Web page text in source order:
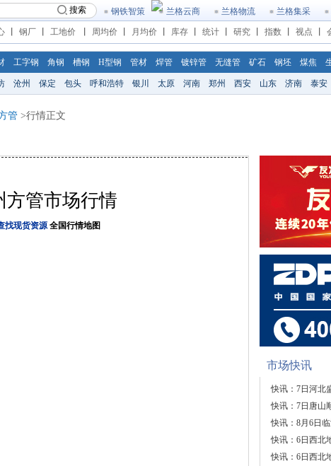
搜索 钢铁智策 兰格云商 兰格物流 兰格集采
钢厂 工地价 周均价 月均价 库存 统计 研究 指数 视点
工字钢 角钢 槽钢 H型钢 管材 焊管 镀锌管 无缝管 矿石 钢坯 煤焦
沧州 保定 包头 呼和浩特 银川 太原 河南 郑州 西安 山东 济南 泰安
管 >行情正文
方管市场行情
找现货资源 全国行情地图